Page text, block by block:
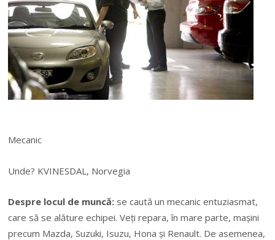
Mecanic
Unde? KVINESDAL, Norvegia
Despre locul de muncă: se caută un mecanic entuziasmat,
care să se alăture echipei. Veți repara, în mare parte, mașini
precum Mazda, Suzuki, Isuzu, Hona și Renault. De asemenea,